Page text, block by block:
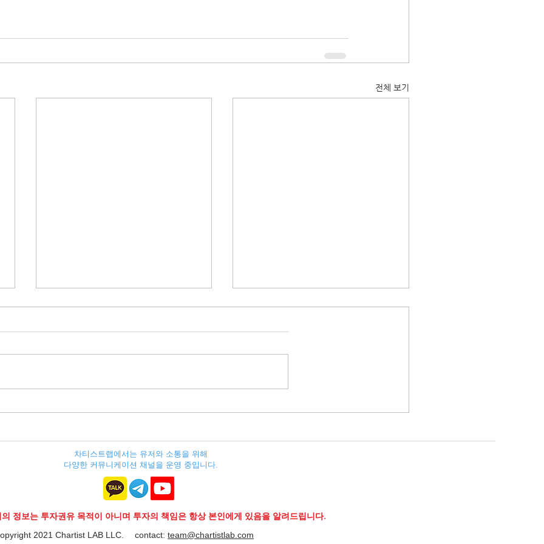
전체 보기
차티스트랩에서는 유저와 소통을 위해
다양한 커뮤니케이션 채널을 운영 중입니다.
정보는 투자권유 목적이 아니며 투자의 책임은 항상 본인에게 있음을 알려드립니다.
2021 Chartist LAB LLC. contact: team@chartistlab.com